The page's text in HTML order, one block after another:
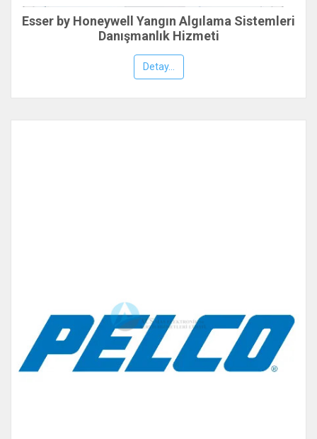
Esser by Honeywell Yangın Algılama Sistemleri
Danışmanlık Hizmeti
Detay...